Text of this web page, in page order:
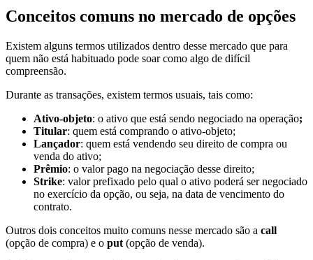
Conceitos comuns no mercado de opções
Existem alguns termos utilizados dentro desse mercado que para
quem não está habituado pode soar como algo de difícil
compreensão.
Durante as transações, existem termos usuais, tais como:
Ativo-objeto: o ativo que está sendo negociado na operação;
Titular: quem está comprando o ativo-objeto;
Lançador: quem está vendendo seu direito de compra ou
venda do ativo;
Prêmio: o valor pago na negociação desse direito;
Strike: valor prefixado pelo qual o ativo poderá ser negociado
no exercício da opção, ou seja, na data de vencimento do
contrato.
Outros dois conceitos muito comuns nesse mercado são a call
(opção de compra) e o put (opção de venda).